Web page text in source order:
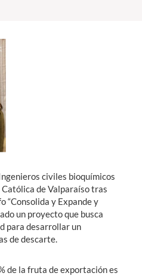
civiles bioquímicos
de Valparaíso tras
“Consolida y Expande y
un proyecto que busca
para desarrollar un
de descarte.
de la fruta de exportación es